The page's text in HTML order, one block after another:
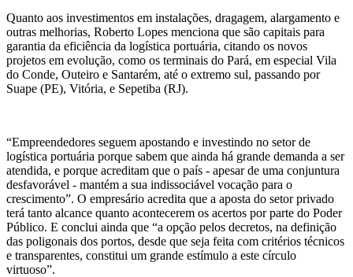
Quanto aos investimentos em instalações, dragagem, alargamento e
outras melhorias, Roberto Lopes menciona que são capitais para
garantia da eficiência da logística portuária, citando os novos
projetos em evolução, como os terminais do Pará, em especial Vila
do Conde, Outeiro e Santarém, até o extremo sul, passando por
Suape (PE), Vitória, e Sepetiba (RJ).
“Empreendedores seguem apostando e investindo no setor de
logística portuária porque sabem que ainda há grande demanda a ser
atendida, e porque acreditam que o país - apesar de uma conjuntura
desfavorável - mantém a sua indissociável vocação para o
crescimento”. O empresário acredita que a aposta do setor privado
terá tanto alcance quanto acontecerem os acertos por parte do Poder
Público. E conclui ainda que “a opção pelos decretos, na definição
das poligonais dos portos, desde que seja feita com critérios técnicos
e transparentes, constitui um grande estímulo a este círculo
virtuoso”.